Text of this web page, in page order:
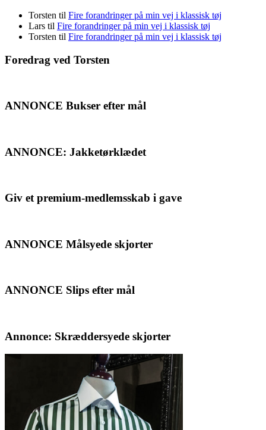
Torsten til Fire forandringer på min vej i klassisk tøj
Lars til Fire forandringer på min vej i klassisk tøj
Torsten til Fire forandringer på min vej i klassisk tøj
Foredrag ved Torsten
ANNONCE Bukser efter mål
ANNONCE: Jakketørklædet
Giv et premium-medlemsskab i gave
ANNONCE Målsyede skjorter
ANNONCE Slips efter mål
Annonce: Skræddersyede skjorter